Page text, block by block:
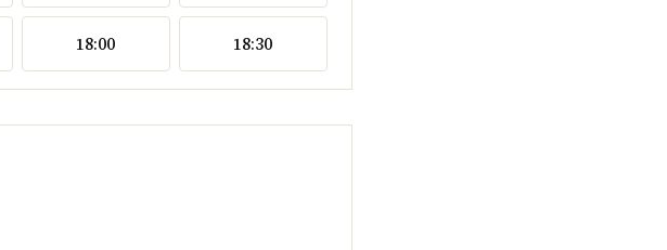
18:00 18:30